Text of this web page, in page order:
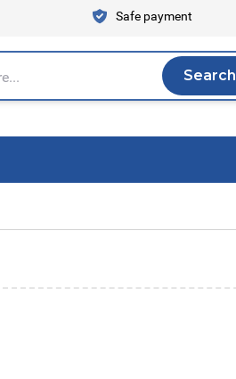
Safe payment
Search
Search